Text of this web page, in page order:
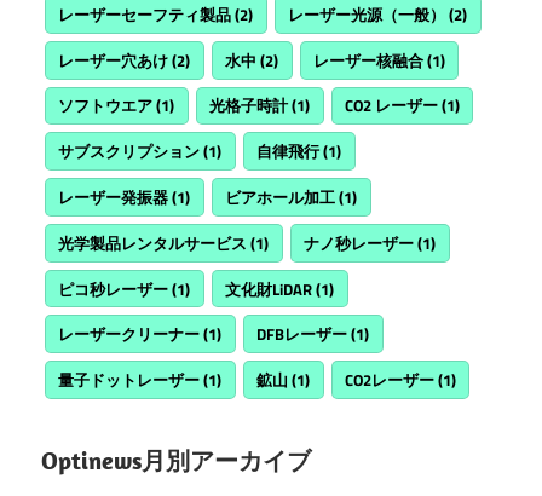
レーザーセーフティ製品(2) レーザー光源（一般） (2)
レーザー穴あけ(2) 水中 (2) レーザー核融合(1)
ソフトウエア(1) 光格子時計(1) CO2 レーザー(1)
サブスクリプション(1) 自律飛行(1)
レーザー発振器(1) ビアホール加工(1)
光学製品レンタルサービス (1) ナノ秒レーザー(1)
ピコ秒レーザー(1) 文化財LiDAR(1)
レーザークリーナー(1) DFBレーザー(1)
量子ドットレーザー(1) 鉱山 (1) CO2レーザー(1)
Optinews月別アーカイブ